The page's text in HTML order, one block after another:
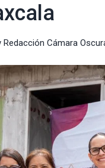
Redacción Cámara